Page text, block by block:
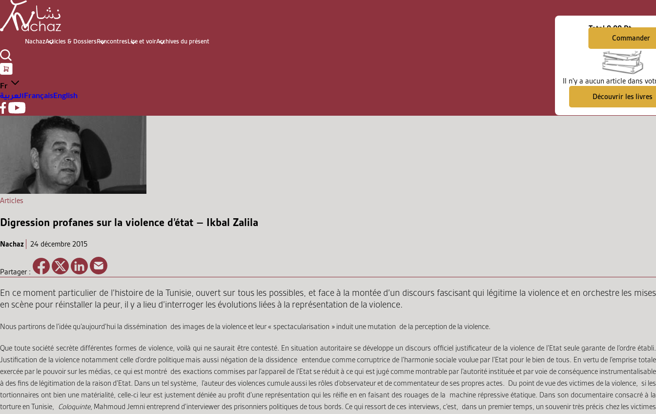
NachazArticles & DossiersRencontresLire et voirArchives du présent
Il n'y a aucun article dans
Découvrir les livres
Total 0.00 Dt
Commander
Fr
العربيةFrançaisEnglish
Articles
Digression profanes sur la violence d’état – Ikbal Zalila
Nachaz 24 décembre 2015
Partager :
En ce moment particulier de l’histoire de la Tunisie, ouvert sur tous les possibles, et face à la montée d’un discours fascisant qui légitime la violence et en orchestre les mises
en scène pour réinstaller la peur, il y a lieu d’interroger les évolutions liées à la représentation de la violence.
Nous partirons de l’idée qu’aujourd’hui la dissémination des images de la violence et leur « spectacularisation » induit une mutation de la perception de la violence.
Que toute société secrète différentes formes de violence, voilà qui ne saurait être contesté. En situation autoritaire se développe un discours officiel justificateur de la violence de l’Etat seule garante de l’ordre établi.
Justification de la violence notamment celle d’ordre politique mais aussi négation de la dissidence entendue comme corruptrice de l’harmonie sociale voulue par l’Etat pour le bien de tous. En vertu de l’emprise totale
exercée par le pouvoir sur les médias, ce qui est montré des exactions commises par l’appareil de l’Etat se réduit à ce qui est jugé comme montrable par l’autorité instituée et par voie de conséquence instrumentalisable
à des fins de légitimation de la raison d’Etat. Dans un tel système, l’auteur des violences cumule aussi les rôles d’observateur et de commentateur de ses propres actes. Du point de vue des victimes de la violence, si les
tortionnaires ont bien une matérialité, celle-ci leur est justement déniée au profit d’une représentation qui les réifie en en faisant des rouages de la machine répressive étatique. Dans son documentaire consacré à la
torture en Tunisie, Coloquinte, Mahmoud Jemni entreprend d’interviewer des prisonniers politiques de tous bords. Ce qui ressort de ces interviews, c’est, dans un premier temps, un souvenir très précis chez les victimes